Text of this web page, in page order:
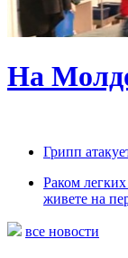
На
Грипп
Раком
живете на
все новости